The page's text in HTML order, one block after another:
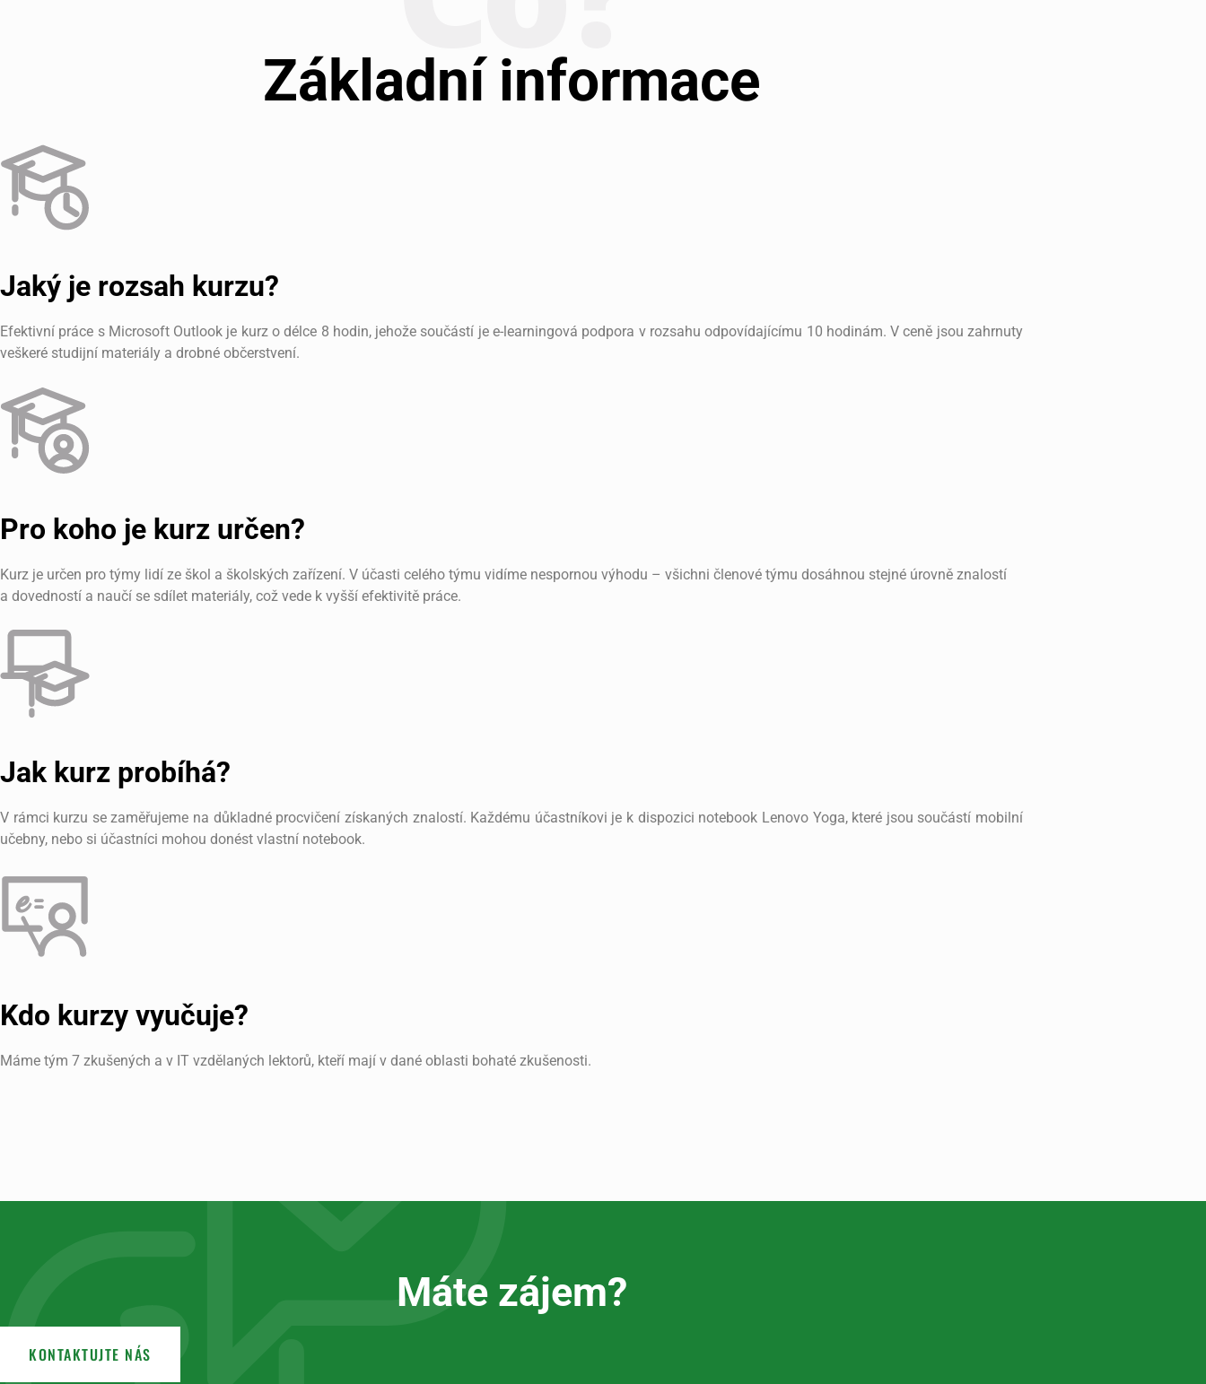
Základní informace
Jaký je rozsah kurzu?
Efektivní práce s Microsoft Outlook je kurz o délce 8 hodin, jehože součástí je e-learningová podpora v rozsahu odpovídajícímu 10 hodinám. V ceně jsou zahrnuty
veškeré studijní materiály a drobné občerstvení.
Pro koho je kurz určen?
Kurz je určen pro týmy lidí ze škol a školských zařízení. V účasti celého týmu vidíme nespornou výhodu – všichni členové týmu dosáhnou stejné úrovně znalostí
a dovedností a naučí se sdílet materiály, což vede k vyšší efektivitě práce.
Jak kurz probíhá?
V rámci kurzu se zaměřujeme na důkladné procvičení získaných znalostí. Každému účastníkovi je k dispozici notebook Lenovo Yoga, které jsou součástí mobilní
učebny, nebo si účastníci mohou donést vlastní notebook.
Kdo kurzy vyučuje?
Máme tým 7 zkušených a v IT vzdělaných lektorů, kteří mají v dané oblasti bohaté zkušenosti.
Máte zájem?
KONTAKTUJTE NÁS